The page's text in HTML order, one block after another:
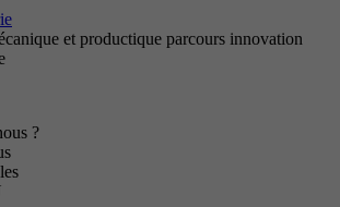
et productique parcours innovation
?